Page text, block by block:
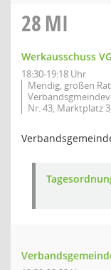
28MI
Werkausschuss VG
18:30-19:18 Uhr
Mendig, großen
Nr. 43, Marktplatz